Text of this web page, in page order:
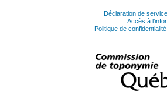
Déclaration de
Accès à
Politique de confidentialité